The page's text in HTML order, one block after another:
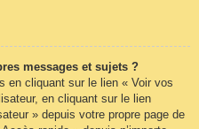
messages et sujets ?
en cliquant sur le lien « Voir vos
en cliquant sur le lien
» depuis votre propre page de